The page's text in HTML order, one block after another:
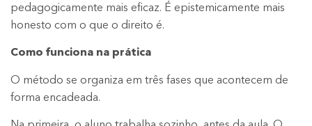
pedagogicamente mais eficaz. É epistemicamente mais
honesto com o que o direito é.
Como funciona na prática
O método se organiza em três fases que acontecem de
forma encadeada.